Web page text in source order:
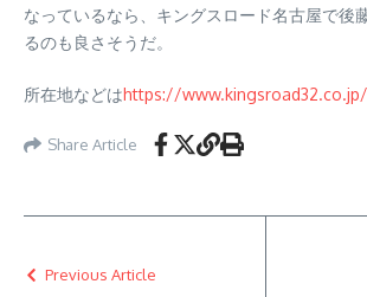
なっているなら、キングスロード名古屋で後
るのも良さそうだ。
所在地などはhttps://
Share Article
Previous Article